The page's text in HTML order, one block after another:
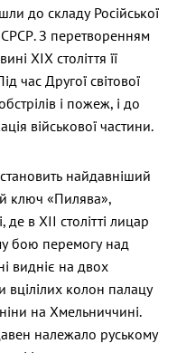
до складу Російської
СРСР. З перетворенням
ХІХ століття її
час Другої світової
і пожеж, і до
військової частини.
найдавніший
ключ «Пилява»,
в ХІІ столітті лицар
бою перемогу над
видніє на двох
колон палацу
на Хмельниччині.
належало руському